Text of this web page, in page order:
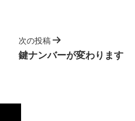
次の投稿
鍵ナンバーが変わります